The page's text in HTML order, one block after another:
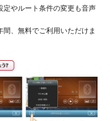
やルート条件の変更も音声
、無料でご利用いただけま